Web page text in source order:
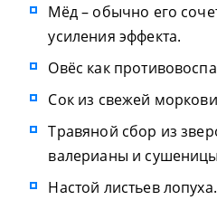
Мёд – обычно его
усиления эффекта.
Овёс как
Сок из свежей
Травяной сбор из
валерианы и
Настой листьев лопуха.